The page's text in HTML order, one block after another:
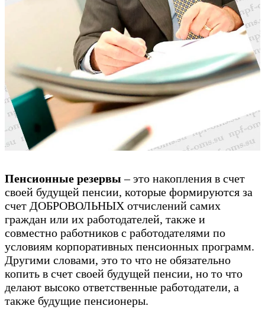
Пенсионные резервы – это накопления в счет
своей будущей пенсии, которые формируются за
счет ДОБРОВОЛЬНЫХ отчислений самих
граждан или их работодателей, также и
совместно работников с работодателями по
условиям корпоративных пенсионных программ.
Другими словами, это то что не обязательно
копить в счет своей будущей пенсии, но то что
делают высоко ответственные работодатели, а
также будущие пенсионеры.